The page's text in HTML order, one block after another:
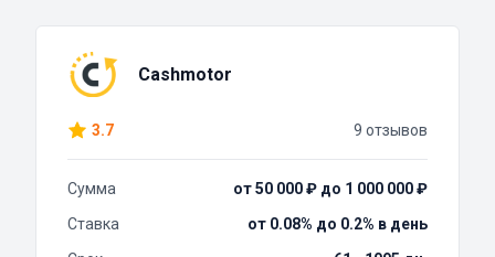
Cashmotor
3.7 9 отзывов
Сумма
от 50 000 ₽ до 1 000 000 ₽
Ставка
от 0.08% до 0.2% в день